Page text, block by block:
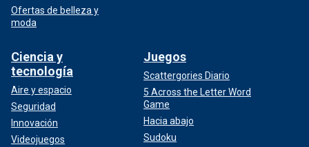
Ofertas de belleza y
moda
Ciencia y
tecnología
Aire y espacio
Seguridad
Innovación
Videojuegos
Juegos
Scattergories Diario
5 Across the Letter Word
Game
Hacia abajo
Sudoku